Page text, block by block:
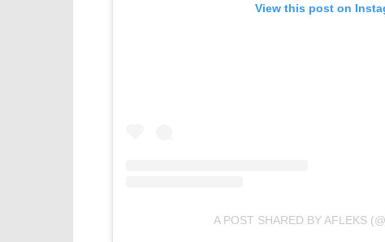
View this post on
A POST SHARED BY AFLEKS